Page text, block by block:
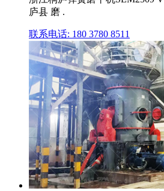
庐县 磨 .
联系电话: 180 3780 8511